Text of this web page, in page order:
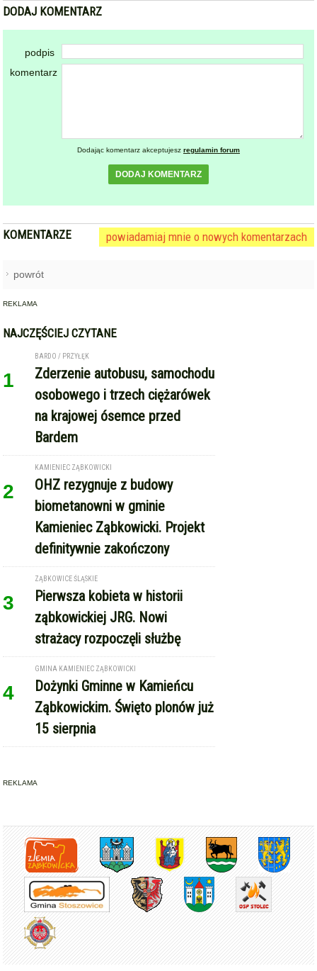
DODAJ KOMENTARZ
podpis
komentarz
Dodając komentarz akceptujesz regulamin forum
DODAJ KOMENTARZ
KOMENTARZE powiadamiaj mnie o nowych komentarzach
powrót
REKLAMA
NAJCZĘŚCIEJ CZYTANE
1
BARDO / PRZYŁĘK
Zderzenie autobusu, samochodu
osobowego i trzech ciężarówek
na krajowej ósemce przed
Bardem
2
KAMIENIEC ZĄBKOWICKI
OHZ rezygnuje z budowy
biometanowni w gminie
Kamieniec Ząbkowicki. Projekt
definitywnie zakończony
3
ZĄBKOWICE ŚLĄSKIE
Pierwsza kobieta w historii
ząbkowickiej JRG. Nowi
strażacy rozpoczęli służbę
4
GMINA KAMIENIEC ZĄBKOWICKI
Dożynki Gminne w Kamieńcu
Ząbkowickim. Święto plonów już
15 sierpnia
REKLAMA